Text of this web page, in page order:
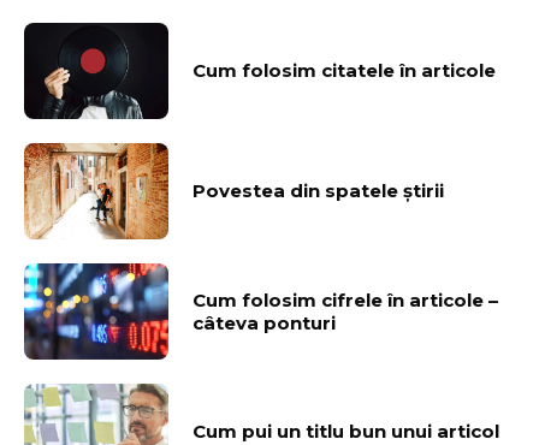
Cum folosim citatele în articole
Povestea din spatele ştirii
Cum folosim cifrele în articole –
câteva ponturi
Cum pui un titlu bun unui articol